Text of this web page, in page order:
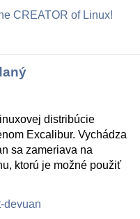
CREATOR of Linux!
distribúcie
Excalibur. Vychádza
sa zameriava na
ktorú je možné použiť
devuan